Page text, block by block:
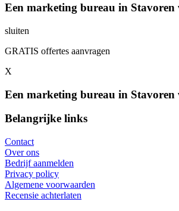
Een marketing bureau in Stavoren
sluiten
GRATIS offertes aanvragen
X
Een marketing bureau in Stavoren
Belangrijke links
Contact
Over ons
Bedrijf aanmelden
Privacy policy
Algemene voorwaarden
Recensie achterlaten